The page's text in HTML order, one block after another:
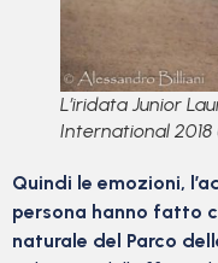
L’iridata Junior
International
Quindi le emozioni,
persona hanno fatto
naturale del Parco